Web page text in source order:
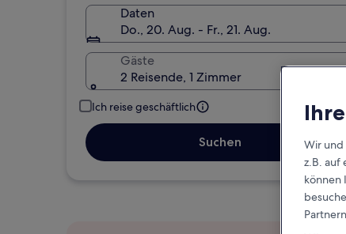
Daten
Do., 20. Aug. - Fr., 21. Aug.
Gäste
2 Reisende, 1 Zimmer
Ich reise geschäftlich
Suchen Wir und
z.B. auf
können